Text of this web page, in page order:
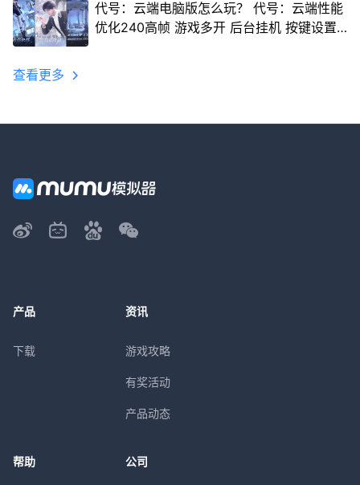
代号：云端电脑版怎么玩？ 代号：云端性能
优化240高帧 游戏多开 后台挂机 按键设置
查看更多
产品
下载
资讯
游戏攻略
有奖活动
产品动态
帮助 公司